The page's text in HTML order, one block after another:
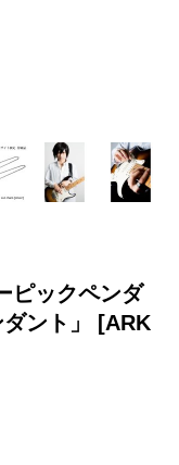
ピックペンダ
ント」
[ARK